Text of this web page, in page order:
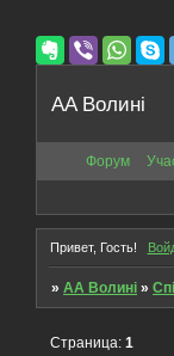
AA Волині
Форум
Привет, Гость!
»AA Волині »
Страница:1